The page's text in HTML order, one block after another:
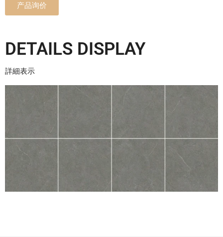
产品询价
DETAILS DISPLAY
詳細表示